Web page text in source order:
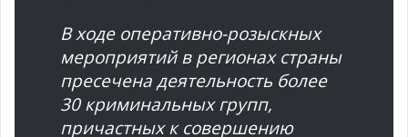
В ходе оперативно-розыскных
мероприятий в регионах страны
пресечена деятельность более
30 криминальных групп,
причастных к совершению